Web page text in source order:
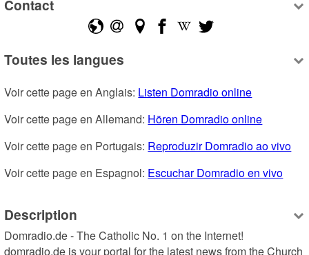
Contact
Toutes les langues
Voir cette page en Anglais: Listen Domradio online
Voir cette page en Allemand: Hören Domradio online
Voir cette page en Portugais: Reproduzir Domradio ao vivo
Voir cette page en Espagnol: Escuchar Domradio en vivo
Description
Domradio.de - The Catholic No. 1 on the Internet!
domradio.de is your portal for the latest news from the Church